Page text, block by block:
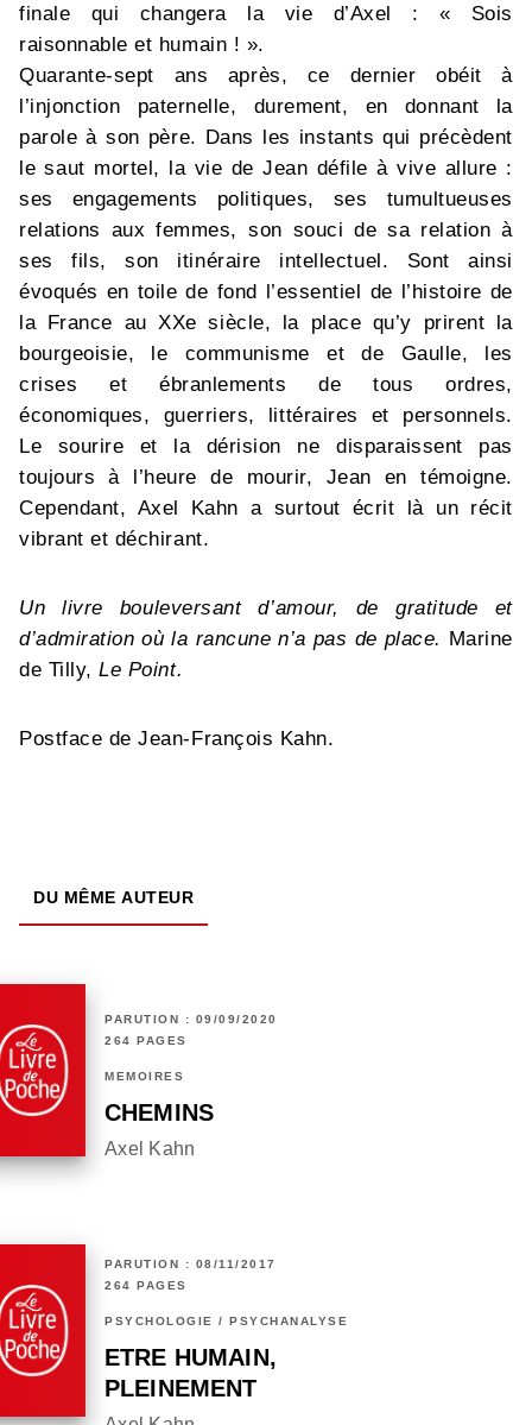
finale qui changera la vie d’Axel : « Sois
raisonnable et humain ! ».
Quarante-sept ans après, ce dernier obéit à
l’injonction paternelle, durement, en donnant la
parole à son père. Dans les instants qui précèdent
le saut mortel, la vie de Jean défile à vive allure :
ses engagements politiques, ses tumultueuses
relations aux femmes, son souci de sa relation à
ses fils, son itinéraire intellectuel. Sont ainsi
évoqués en toile de fond l’essentiel de l’histoire de
la France au XXe siècle, la place qu’y prirent la
bourgeoisie, le communisme et de Gaulle, les
crises et ébranlements de tous ordres,
économiques, guerriers, littéraires et personnels.
Le sourire et la dérision ne disparaissent pas
toujours à l’heure de mourir, Jean en témoigne.
Cependant, Axel Kahn a surtout écrit là un récit
vibrant et déchirant.
Un livre bouleversant d’amour, de gratitude et
d’admiration où la rancune n’a pas de place. Marine
de Tilly,Le Point.
Postface de Jean-François Kahn.
DU MÊME AUTEUR
PARUTION : 09/09/2020
264 PAGES
MÉMOIRES
CHEMINS
Axel Kahn
PARUTION : 08/11/2017
264 PAGES
PSYCHOLOGIE / PSYCHANALYSE
ETRE HUMAIN,
PLEINEMENT